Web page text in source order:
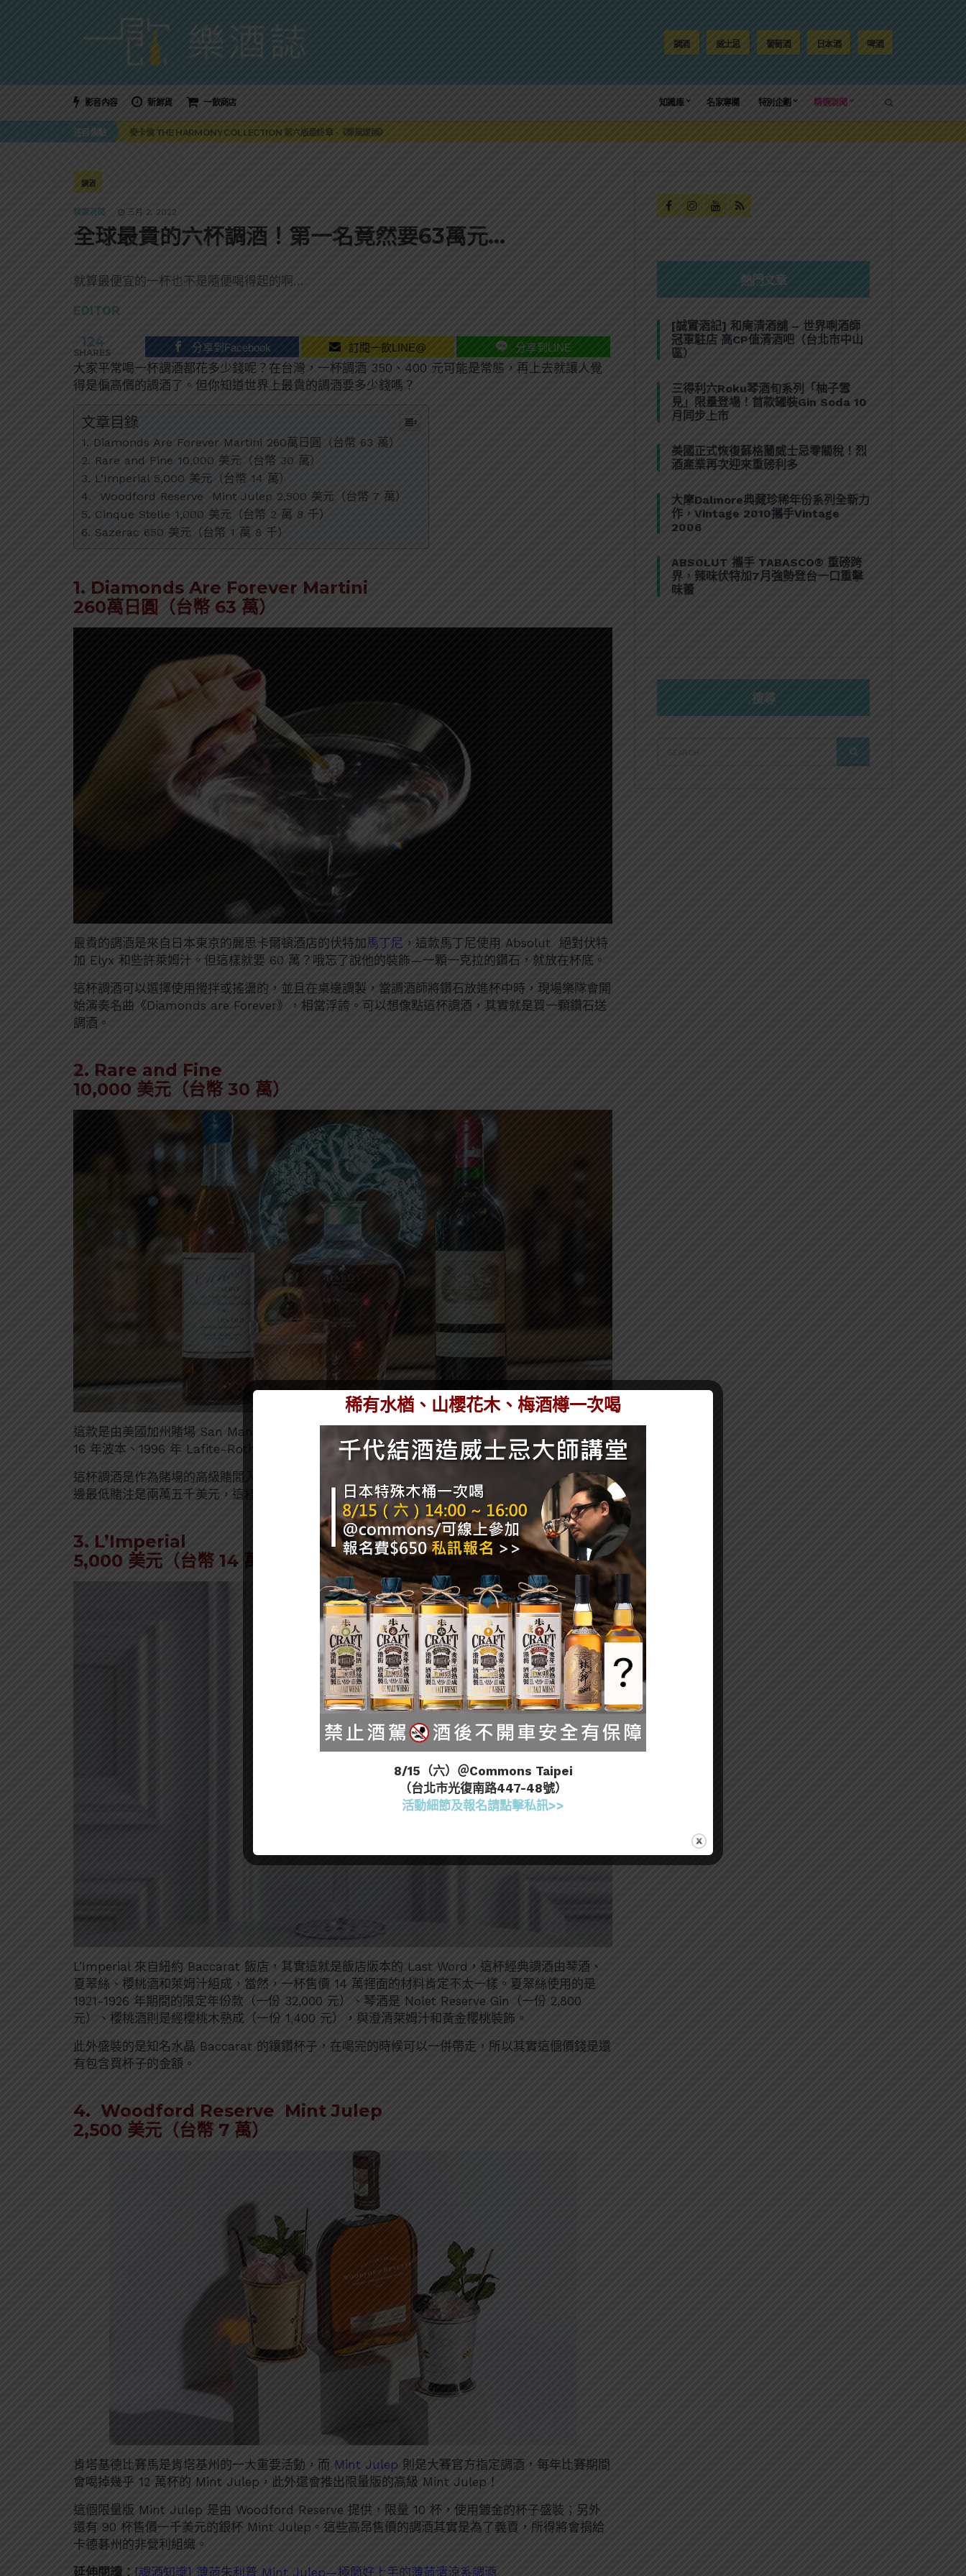
調酒 威士忌 葡萄酒 日本酒 啤酒
影音內容 新鮮貨 一飲商店 知識庫 名家專欄 特別企劃 精選酒聞
注目焦點
美國正式恢復蘇格蘭威士忌零關稅！烈酒產業再次迎來重磅利多
麥卡倫 THE HARMONY COLLECTION 第六版最終章 -《椰風煖韻》
角嗨尬炸物X爽快這一步，角瓶攜手頂呱呱 全新套餐限時登場
調酒
精選酒聞 三月 2, 2022
全球最貴的六杯調酒！第一名竟然要63萬元…
就算最便宜的一杯也不是隨便喝得起的啊…
EDITOR
124
SHARES 分享到Facebook 訂閱一飲LINE@ 分享到LINE
大家平常喝一杯調酒都花多少錢呢？在台灣，一杯調酒 350、400 元可能是常態，再上去就讓人覺
得是偏高價的調酒了。但你知道世界上最貴的調酒要多少錢嗎？
文章目錄
1. Diamonds Are Forever Martini 260萬日圓（台幣 63 萬）
2. Rare and Fine 10,000 美元（台幣 30 萬）
3. L’Imperial 5,000 美元（台幣 14 萬）
4. Woodford Reserve Mint Julep 2,500 美元（台幣 7 萬）
5. Cinque Stelle 1,000 美元（台幣 2 萬 8 千）
6. Sazerac 650 美元（台幣 1 萬 8 千）
1. Diamonds Are Forever Martini
260萬日圓（台幣 63 萬）
最貴的調酒是來自日本東京的麗思卡爾頓酒店的伏特加 馬丁尼 ，這款馬丁尼使用 Absolut 絕對伏特
加 Elyx 和些許萊姆汁。但這樣就要 60 萬？哦忘了說他的裝飾—一顆一克拉的鑽石，就放在杯底。
這杯調酒可以選擇使用攪拌或搖盪的，並且在桌邊調製，當調酒師將鑽石放進杯中時，現場樂隊會開
始演奏名曲《Diamonds are Forever》，相當浮誇。可以想像點這杯調酒，其實就是買一顆鑽石送
調酒。
2. Rare and Fine
10,000 美元（台幣 30 萬）
這款是由美國加州賭場 San Manuel 所推出的調酒，使用了各種要價不斐的材料，包含 A.H. Hirsch
16 年波本、1996 年 Lafite-Rothschild 拉菲堡、Hardy 的 Le Printemps 干邑。
這杯調酒是作為賭場的高級賭間入場券，要進入這個賭間就必須先點一杯 Rare and Fine，此外這
邊最低賭注是兩萬五千美元，這樣看來這杯調酒好像也沒那麼貴。
3. L’Imperial
5,000 美元（台幣 14 萬）
L’Imperial 來自紐約 Baccarat 飯店，其實這就是飯店版本的 Last Word，這杯經典調酒由琴酒、
夏翠絲、櫻桃酒和萊姆汁組成，當然，一杯售價 14 萬裡面的材料肯定不太一樣。夏翠絲使用的是
1921-1926 年期間的限定年份款（一份 32,000 元）、琴酒是 Nolet Reserve Gin（一份 2,800
元）、櫻桃酒則是經櫻桃木熟成（一份 1,400 元），與澄清萊姆汁和黃金櫻桃裝飾。
此外盛裝的是知名水晶 Baccarat 的鑲鑽杯子，在喝完的時候可以一併帶走，所以其實這個價錢是還
有包含買杯子的金額。
4. Woodford Reserve Mint Julep
2,500 美元（台幣 7 萬）
肯塔基德比賽馬是肯塔基州的一大重要活動，而 Mint Julep 則是大賽官方指定調酒，每年比賽期間
會喝掉幾乎 12 萬杯的 Mint Julep，此外還會推出限量版的高級 Mint Julep！
這個限量版 Mint Julep 是由 Woodford Reserve 提供，限量 10 杯，使用鍍金的杯子盛裝；另外
還有 90 杯售價一千美元的銀杯 Mint Julep。這些高昂售價的調酒其實是為了義賣，所得將會捐給
卡德碁州的非營利組織。
延伸閱讀： [調酒知識] 薄荷朱利普 Mint Julep—極簡好上手的薄荷清涼系調酒
熱門文章
[誠實酒記] 和庵清酒舖 – 世界唎酒師
冠軍駐店 高CP值清酒吧（台北市中山
區）
三得利六Roku琴酒旬系列「柚子雪
見」限量登場！首款罐裝Gin Soda 10
月同步上市
美國正式恢復蘇格蘭威士忌零關稅！烈
酒產業再次迎來重磅利多
大摩Dalmore典藏珍稀年份系列全新力
作，Vintage 2010攜手Vintage
2006
ABSOLUT 攜手 TABASCO® 重磅跨
界，辣味伏特加7月強勢登台一口重擊
味蕾
搜尋
FOR:
SEARCH
稀有水楢、山櫻花木、梅酒樽一次喝
8/15（六）＠Commons Taipei
（台北市光復南路447-48號）
活動細節及報名請點擊私訊>>